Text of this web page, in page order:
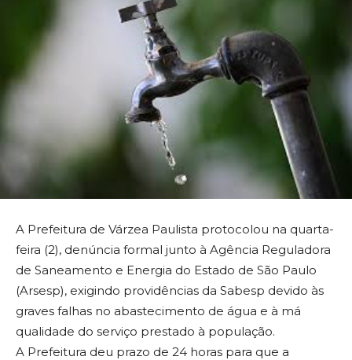
A Prefeitura de Várzea Paulista protocolou na quarta-
feira (2), denúncia formal junto à Agência Reguladora
de Saneamento e Energia do Estado de São Paulo
(Arsesp), exigindo providências da Sabesp devido às
graves falhas no abastecimento de água e à má
qualidade do serviço prestado à população.
A Prefeitura deu prazo de 24 horas para que a